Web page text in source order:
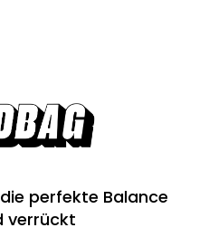
perfekte Balance
verrückt